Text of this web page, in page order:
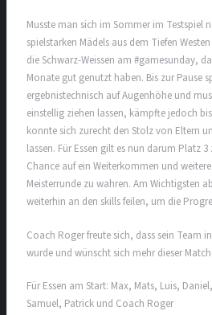
Musste man sich im Sommer im Testspiel
spielstarken Mädels aus dem Tiefen
die Schwarz-Weissen am #gamesunday,
Monate gut genutzt haben. Bis zur Pause
ergebnistechnisch auf Augenhöhe und
einstellig ziehen lassen, kämpfte jedoch
konnte sich zurecht den Stolz von Eltern
lassen. Für Essen gilt es nun darum Platz
Chance auf ein Weiterkommen und
Meisterrunde zu wahren. Am Wichtigsten
weiterhin an den skills feilen, um die
Coach Roger freute sich, dass sein Team
wurde und wünscht sich mehr dieser
Für Essen am Start: Max, Mats, Luis,
Samuel, Patrick und Coach Roger